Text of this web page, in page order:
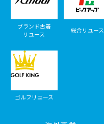
ブランド古着
リユース
総合リユース
ゴルフリユース